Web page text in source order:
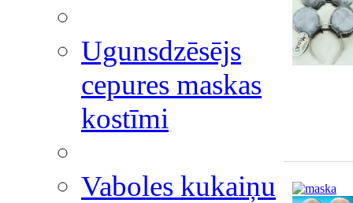
Ugunsdzēsējs
cepures maskas
kostīmi
Vaboles kukaiņu